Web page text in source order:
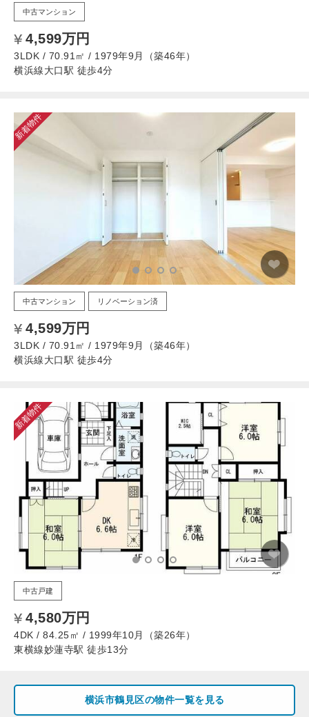
中古マンション
4,599万円
3LDK / 70.91㎡ / 1979年9月（築46年）
横浜線大口駅 徒歩4分
新着物件
中古マンション リノベーション済
4,599万円
3LDK / 70.91㎡ / 1979年9月（築46年）
横浜線大口駅 徒歩4分
新着物件
中古戸建
4,580万円
4DK / 84.25㎡ / 1999年10月（築26年）
東横線妙蓮寺駅 徒歩13分
横浜市鶴見区の物件一覧を見る